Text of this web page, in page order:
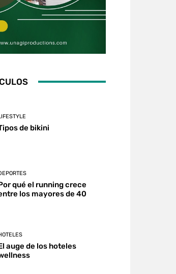
de bikini
qué el running crece
los mayores de 40
auge de los hoteles